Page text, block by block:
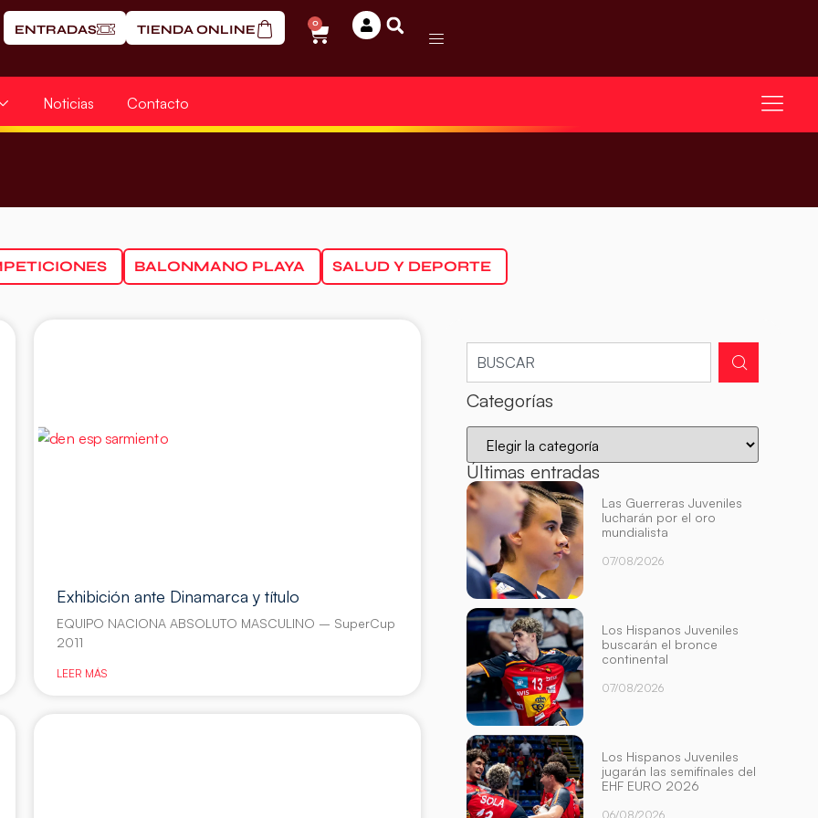
ENTRADAS TIENDA ONLINE 0
Noticias Contacto
BALONMANO PLAYA SALUD Y DEPORTE
Exhibición ante Dinamarca y título
EQUIPO NACIONA ABSOLUTO MASCULINO – SuperCup
2011
LEER MÁS
Categorías
Últimas entradas
Las Guerreras Juveniles
lucharán por el oro
mundialista
07/08/2026
Los Hispanos Juveniles
buscarán el bronce
continental
07/08/2026
Los Hispanos Juveniles
jugarán las semifinales del
EHF EURO 2026
06/08/2026